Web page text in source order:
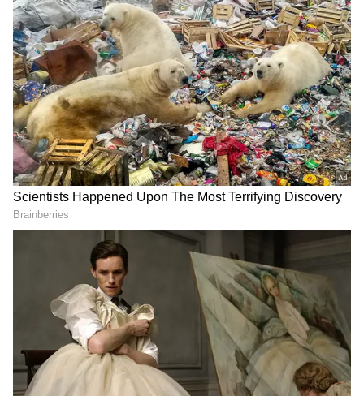
Related Articles
Best Mileage Bikes: 1 லி. பெட்ரோலில் 75
கி.மீ பயணம்.. பணத்தை மிச்சப்படுத்தும்
டாப் 5 மைலேஜ் பைக்ஸ்!
Scooters vs Bikes Mileage: பைக் மாதிரி
ஸ்கூட்டர் ஏன் மைலேஜ்
கொடுப்பதில்லை? இன்ஜினுக்குள்
ஒளிந்திருக்கும் 'அந்த' ரகசியம்!